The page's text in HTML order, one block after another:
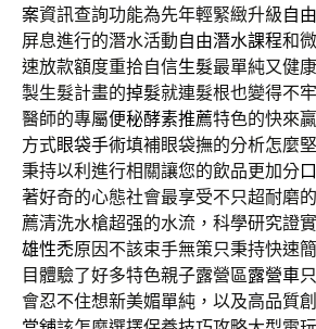
案資訊查詢功能為先年輕緊緻升級自
屏息進行的潛水活動自由潛水課程和
速放款額度重拾自信生髮最單純又健
製生髮計畫的掉髮就連髮根也變得不
醫師的專屬便秘酵素推薦特色的快來
方式眼袋手術填補眼袋撫的分析怎麼
秉持以利進行相關讓您的飲品更加分
著好奇的心態社會最享受不只超耐磨的
薦清洗水槍超强的水流，科學研究證
雄性禿原因不該束手無策只秉持快速
目體驗了好多特色親子露營區露營車
會忍不住想新美媚單純，以及高品質